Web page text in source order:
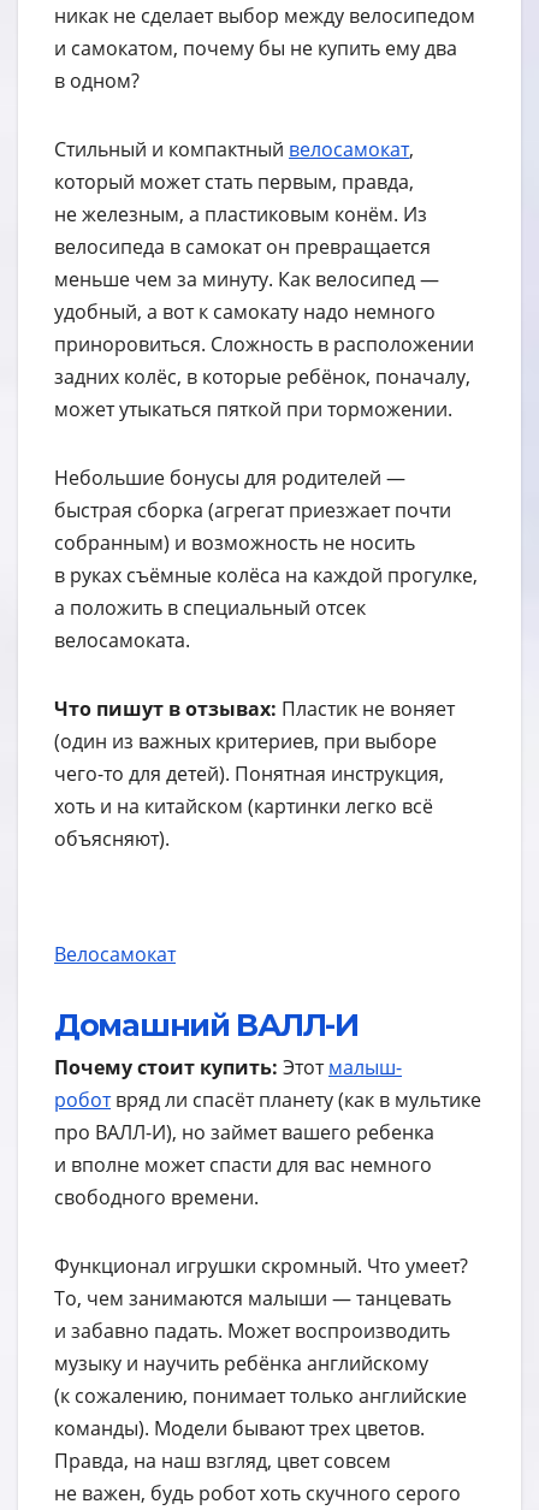
никак не сделает выбор между велосипедом
и самокатом, почему бы не купить ему два
в одном?
Стильный и компактный велосамокат,
который может стать первым, правда,
не железным, а пластиковым конём. Из
велосипеда в самокат он превращается
меньше чем за минуту. Как велосипед —
удобный, а вот к самокату надо немного
приноровиться. Сложность в расположении
задних колёс, в которые ребёнок, поначалу,
может утыкаться пяткой при торможении.
Небольшие бонусы для родителей —
быстрая сборка (агрегат приезжает почти
собранным) и возможность не носить
в руках съёмные колёса на каждой прогулке,
а положить в специальный отсек
велосамоката.
Что пишут в отзывах: Пластик не воняет
(один из важных критериев, при выборе
чего-то для детей). Понятная инструкция,
хоть и на китайском (картинки легко всё
объясняют).
Велосамокат
Домашний ВАЛЛ-И
Почему стоит купить: Этотмалыш-
роботвряд ли спасёт планету (как в мультике
про ВАЛЛ-И), но займет вашего ребенка
и вполне может спасти для вас немного
свободного времени.
Функционал игрушки скромный. Что умеет?
То, чем занимаются малыши — танцевать
и забавно падать. Может воспроизводить
музыку и научить ребёнка английскому
(к сожалению, понимает только английские
команды). Модели бывают трех цветов.
Правда, на наш взгляд, цвет совсем
не важен, будь робот хоть скучного серого